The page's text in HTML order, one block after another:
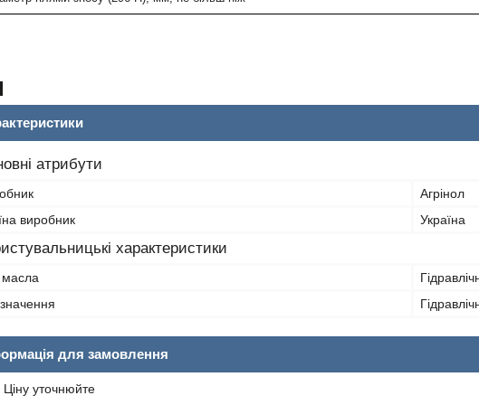
атрибути
Агрінол
виробник
Україна
характеристики
для замовлення
Ціну уточнюйте